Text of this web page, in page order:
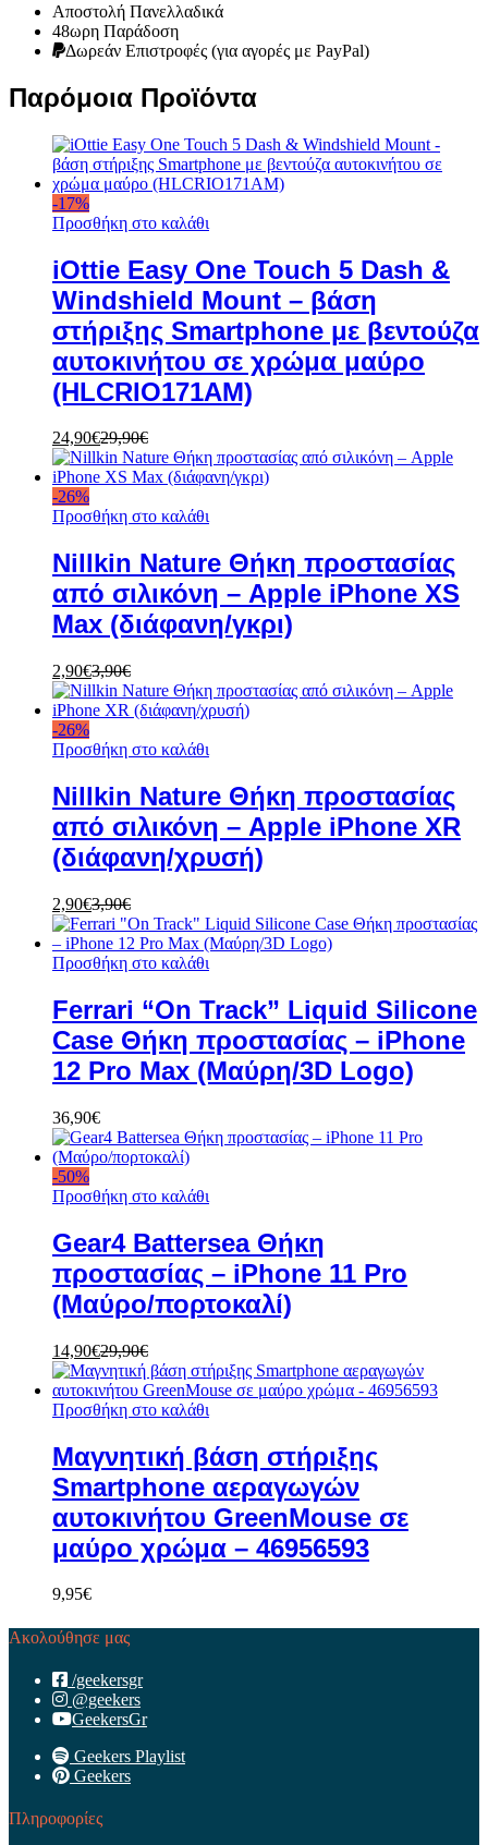
Αποστολή Πανελλαδικά
48ωρη Παράδοση
Δωρεάν Eπιστροφές (για αγορές με PayPal)
Παρόμοια Προϊόντα
-17%
Προσθήκη στο καλάθι
iOttie Easy One Touch 5 Dash &
Windshield Mount – βάση
στήριξης Smartphone με βεντούζα
αυτοκινήτου σε χρώμα μαύρο
(HLCRIO171AM)
24,90€29,90€
-26%
Προσθήκη στο καλάθι
Nillkin Nature Θήκη προστασίας
από σιλικόνη – Apple iPhone XS
Max (διάφανη/γκρι)
2,90€3,90€
-26%
Προσθήκη στο καλάθι
Nillkin Nature Θήκη προστασίας
από σιλικόνη – Apple iPhone XR
(διάφανη/χρυσή)
2,90€3,90€
Προσθήκη στο καλάθι
Ferrari “On Track” Liquid Silicone
Case Θήκη προστασίας – iPhone
12 Pro Max (Μαύρη/3D Logo)
36,90€
-50%
Προσθήκη στο καλάθι
Gear4 Battersea Θήκη
προστασίας – iPhone 11 Pro
(Μαύρο/πορτοκαλί)
14,90€29,90€
Προσθήκη στο καλάθι
Μαγνητική βάση στήριξης
Smartphone αεραγωγών
αυτοκινήτου GreenMouse σε
μαύρο χρώμα – 46956593
9,95€
Ακολούθησε μας
/geekersgr
@geekers
GeekersGr
Geekers Playlist
Geekers
Πληροφορίες